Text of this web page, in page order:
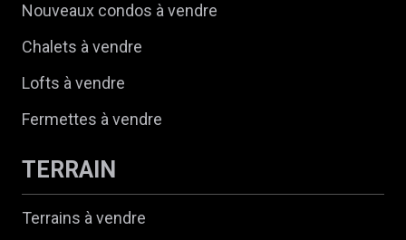
Nouveaux condos à vendre
Chalets à vendre
Lofts à vendre
Fermettes à vendre
TERRAIN
Terrains à vendre